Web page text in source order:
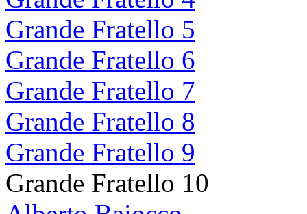
Grande Fratello 5
Grande Fratello 6
Grande Fratello 7
Grande Fratello 8
Grande Fratello 9
Grande Fratello 10